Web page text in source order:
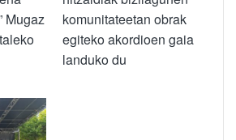
Mugaz
komunitateetan obrak
egiteko akordioen gaia
landuko du